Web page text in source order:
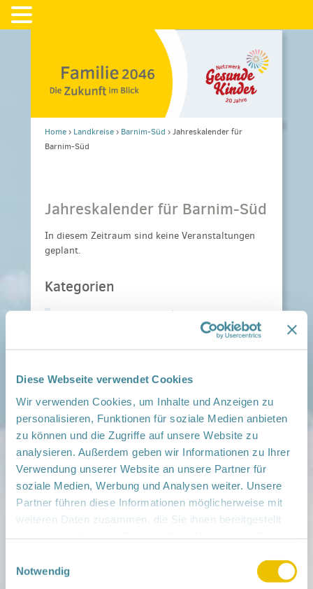
Diese Webseite verwendet Cookies
Wir verwenden Cookies, um Inhalte und Anzeigen zu
personalisieren, Funktionen für soziale Medien anbieten
zu können und die Zugriffe auf unsere Website zu
analysieren. Außerdem geben wir Informationen zu Ihrer
Verwendung unserer Website an unsere Partner für
soziale Medien, Werbung und Analysen weiter. Unsere
Partner führen diese Informationen möglicherweise mit
weiteren Daten zusammen, die Sie ihnen bereitgestellt
Notwendig
Home› Landkreise› Barnim-Süd ›Jahreskalender für
Barnim-Süd
Jahreskalender für Barnim-Süd
In diesem Zeitraum sind keine Veranstaltungen
geplant.
Kategorien
Aktivitäten für Familienpat/innen
Elternwissen
Familien-Gruppen, -Treffs & -Kurse
Schulungen für Familienpat/innen
Stammtisch für Familienpat/innen
Weiterbildungen für Familienpat/innen
Alle Kategorien
Eintragen inGoogleSubscribe inOutlook
Ansicht ausdrucken
Mitmachen
Infos für Familien
Familien ehrenamtlich begleiten